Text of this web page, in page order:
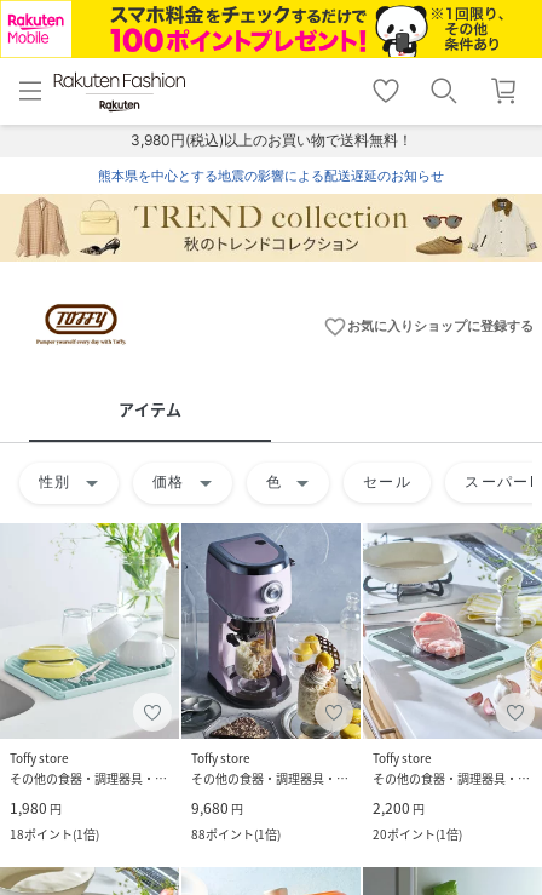
menu home
トップ
shopping_cart lock_outline
ログイン
3,980円(税込)以上のお買い物で送料無料！
熊本県を中心とする地震の影響による配送遅延のお知らせ
favorite_borderお気に入りショップに登録する
アイテム
性別 arrow_drop_down 価格 arrow_drop_down 色 arrow_drop_down セール スーパー
Toffy store
その他の食器・調理器具・キッチン用品
1,980 円
18ポイント(1倍)
Toffy store
その他の食器・調理器具・キッチン用品
9,680 円
88ポイント(1倍)
Toffy store
その他の食器・調理器具・キッチン用品
2,200 円
20ポイント(1倍)